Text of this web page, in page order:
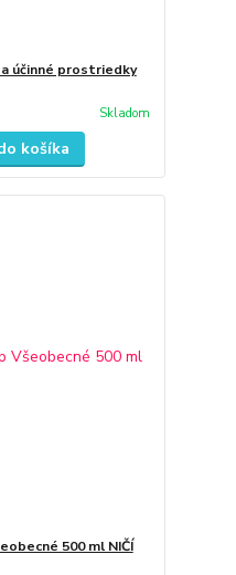
účinné prostriedky
Skladom
košíka
500 ml NIČÍ